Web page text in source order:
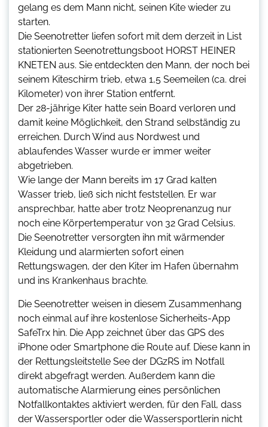
gelang es dem Mann nicht, seinen Kite wieder zu
starten.
Die Seenotretter liefen sofort mit dem derzeit in List
stationierten Seenotrettungsboot HORST HEINER
KNETEN aus. Sie entdeckten den Mann, der noch bei
seinem Kiteschirm trieb, etwa 1,5 Seemeilen (ca. drei
Kilometer) von ihrer Station entfernt.
Der 28-jährige Kiter hatte sein Board verloren und
damit keine Möglichkeit, den Strand selbständig zu
erreichen. Durch Wind aus Nordwest und
ablaufendes Wasser wurde er immer weiter
abgetrieben.
Wie lange der Mann bereits im 17 Grad kalten
Wasser trieb, ließ sich nicht feststellen. Er war
ansprechbar, hatte aber trotz Neoprenanzug nur
noch eine Körpertemperatur von 32 Grad Celsius.
Die Seenotretter versorgten ihn mit wärmender
Kleidung und alarmierten sofort einen
Rettungswagen, der den Kiter im Hafen übernahm
und ins Krankenhaus brachte.
Die Seenotretter weisen in diesem Zusammenhang
noch einmal auf ihre kostenlose Sicherheits-App
SafeTrx hin. Die App zeichnet über das GPS des
iPhone oder Smartphone die Route auf. Diese kann in
der Rettungsleitstelle See der DGzRS im Notfall
direkt abgefragt werden. Außerdem kann die
automatische Alarmierung eines persönlichen
Notfallkontaktes aktiviert werden, für den Fall, dass
der Wassersportler oder die Wassersportlerin nicht